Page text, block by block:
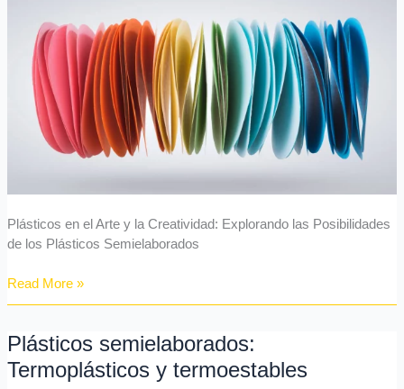
Plásticos en el Arte y la Creatividad: Explorando las Posibilidades
de los Plásticos Semielaborados
Explorando
posibilidades
plásticos
semielaborados
Read More »
Plásticos semielaborados:
Termoplásticos y termoestables
Plásticos
semielaborados:
Termoplásticos